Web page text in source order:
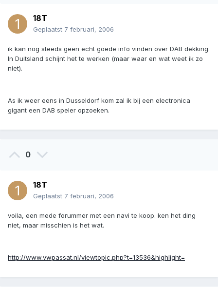
18T
Geplaatst 7 februari, 2006
ik kan nog steeds geen echt goede info vinden over DAB dekking.
In Duitsland schijnt het te werken (maar waar en wat weet ik zo
niet).
As ik weer eens in Dusseldorf kom zal ik bij een electronica
gigant een DAB speler opzoeken.
0
18T
Geplaatst 7 februari, 2006
voila, een mede forummer met een navi te koop. ken het ding
niet, maar misschien is het wat.
http://www.vwpassat.nl/viewtopic.php?t=13536&highlight=